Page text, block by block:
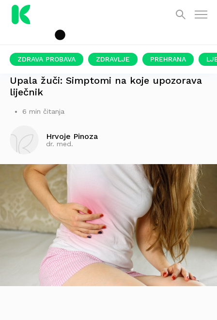
ZDRAVA PROBAVA ZDRAVLJE PREHRANA
Upala žuči: Simptomi na koje upozorava
liječnik
6 min čitanja
Hrvoje Pinoza
dr. med.